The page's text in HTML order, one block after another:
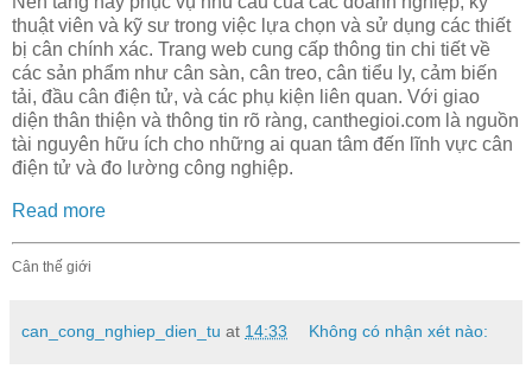
thuật viên và kỹ sư trong việc lựa chọn và sử dụng các thiết
bị cân chính xác. Trang web cung cấp thông tin chi tiết về
các sản phẩm như cân sàn, cân treo, cân tiểu ly, cảm biến
tải, đầu cân điện tử, và các phụ kiện liên quan. Với giao
diện thân thiện và thông tin rõ ràng, canthegioi.com là nguồn
tài nguyên hữu ích cho những ai quan tâm đến lĩnh vực cân
điện tử và đo lường công nghiệp.
Read more
Cân thế giới
can_cong_nghiep_dien_tu at 14:33 Không có nhận xét nào: